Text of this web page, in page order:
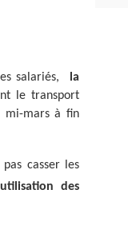
salariés, la
le transport
mi-mars à fin
casser les
des